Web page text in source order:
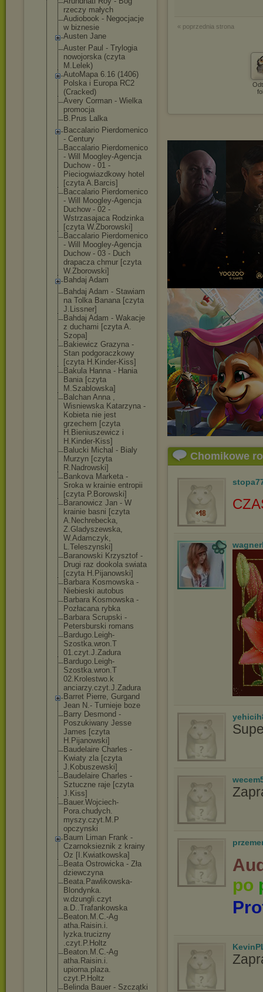
rzeczy małych
Audiobook - Negocjacje
w biznesie
Austen Jane
Auster Paul - Trylogia
nowojorska (czyta
M.Lelek)
AutoMapa 6.16 (1406)
Polska i Europa RC2
(Cracked)
Avery Corman - Wielka
promocja
B.Prus Lalka
Baccalario Pierdomenico
- Century
Baccalario Pierdomenico
- Will Moogley-Agencja
Duchow - 01 -
Pieciogwiazdkowy hotel
[czyta A.Barcis]
Baccalario Pierdomenico
- Will Moogley-Agencja
Duchow - 02 -
Wstrzasajaca Rodzinka
[czyta W.Zborowski]
Baccalario Pierdomenico
- Will Moogley-Agencja
Duchow - 03 - Duch
drapacza chmur [czyta
W.Zborowski]
Bahdaj Adam
Bahdaj Adam - Stawiam
na Tolka Banana [czyta
J.Lissner]
Bahdaj Adam - Wakacje
z duchami [czyta A.
Szopa]
Bakiewicz Grazyna -
Stan podgoraczkowy
[czyta H.Kinder-Kiss]
Bakula Hanna - Hania
Bania [czyta
M.Szablowska]
Balchan Anna ,
Wisniewska Katarzyna -
Kobieta nie jest
grzechem [czyta
H.Bieniuszewicz i
H.Kinder-Kiss]
Balucki Michal - Bialy
Murzyn [czyta
R.Nadrowski]
Bankova Marketa -
Sroka w krainie entropii
[czyta P.Borowski]
Baranowicz Jan - W
krainie basni [czyta
A.Nechrebecka,
Z.Gladyszewska,
W.Adamczyk,
L.Teleszynski]
Baranowski Krzysztof -
Drugi raz dookola swiata
[czyta H.Pijanowski]
Barbara Kosmowska -
Niebieski autobus
Barbara Kosmowska -
Pozłacana rybka
Barbara Scrupski -
Petersburski romans
Bardugo.Leigh-
Szostka.wron.T
01.czyt.J.Zadura
Bardugo.Leigh-
Szostka.wron.T
02.Krolestwo.k
anciarzy.czyt.J.Zadura
Barret Pierre, Gurgand
Jean N.- Turnieje boze
Barry Desmond -
Poszukiwany Jesse
James [czyta
H.Pijanowski]
Baudelaire Charles -
Kwiaty zla [czyta
J.Kobuszewski]
Baudelaire Charles -
Sztuczne raje [czyta
J.Kiss]
Bauer.Wojciech-
Pora.chudych.
myszy.czyt.M.P
opczynski
Baum Liman Frank -
Czarnoksieznik z krainy
Oz [I.Kwiatkowska]
Beata Ostrowicka - Zła
dziewczyna
Beata.Pawlikowska-
Blondynka.
w.dzungli.czyt
a.D..Trafankowska
Beaton.M.C.-Ag
atha.Raisin.i.
lyzka.trucizny
.czyt.P.Holtz
Beaton.M.C.-Ag
atha.Raisin.i.
upiorna.plaza.
czyt.P.Holtz
Belinda Bauer - Szczątki
« poprzednia strona
Chomikowe
po